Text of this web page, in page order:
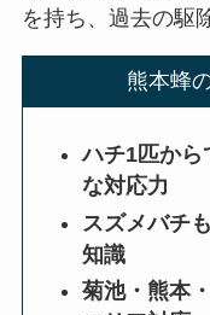
を持ち、過去の駆
熊本蜂
ハチ1匹から
な対応力
スズメバチ
知識
菊池・熊本